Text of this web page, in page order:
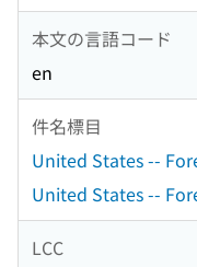
本文の言語コード
en
件名標目
United States --
United States --
LCC